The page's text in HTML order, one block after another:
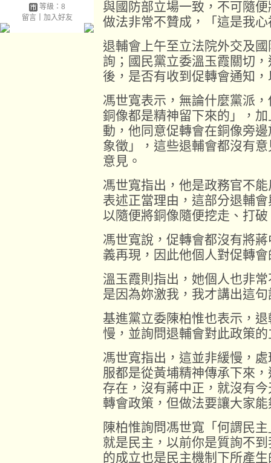
等級：8
留言｜ 加入好友
與國防部立場一致，不可隨
做法非常不贊成，「這是我
退輔會上午至立法院外交及
詢；國民黨立委溫玉霞關切
後，是否有收到促轉會通知
馮世寬表示，無論什麼黨派
銅像都是精神留下來的」，
動，他同意促轉會在銅像旁
象徵」，這些退輔會都沒有
意見。
馮世寬指出，他是政務官不
表述正當理由，這部分退輔
以隨便將銅像隨便挖走、打
馮世寬說，促轉會都沒有將
義再現，因此他個人對促轉
溫玉霞則指出，她個人也非
是因為妳激我，我才講出這
基進黨立委陳柏惟也表示，
慢，並詢問退輔會對此政策
馮世寬指出，這並非緩慢，
服都是從黃埔精神傳承下來
存在，沒有蔣中正，就沒有
轉會政策，但做法要讓大家
陳柏惟詢問馮世寬「何謂民
就是民主，以前你是質詢不
的成立也是民主機制下所產